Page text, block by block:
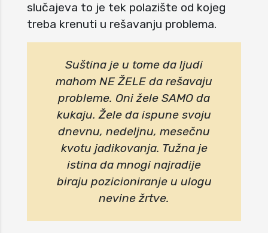
slučajeva to je tek polazište od kojeg
treba krenuti u rešavanju problema.
Suština je u tome da ljudi
mahom NE ŽELE da rešavaju
probleme. Oni žele SAMO da
kukaju. Žele da ispune svoju
dnevnu, nedeljnu, mesečnu
kvotu jadikovanja. Tužna je
istina da mnogi najradije
biraju pozicioniranje u ulogu
nevine žrtve.